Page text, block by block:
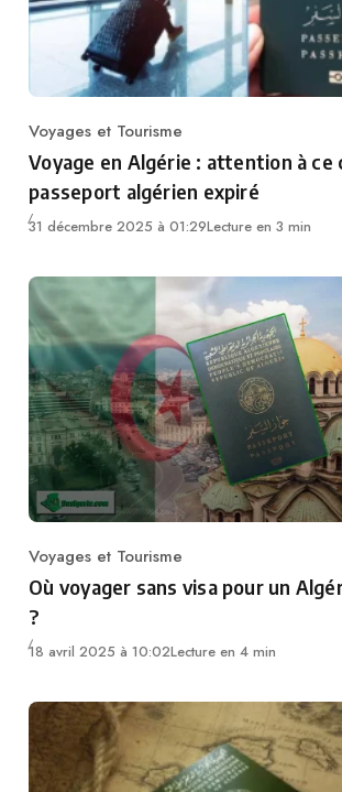
Category
Voyages et Tourisme
Voyage en Algérie : attention à ce
passeport algérien expiré
31 décembre 2025 à 01:29Lecture en 3 min
Category
Voyages et Tourisme
Où voyager sans visa pour un
?
18 avril 2025 à 10:02Lecture en 4 min